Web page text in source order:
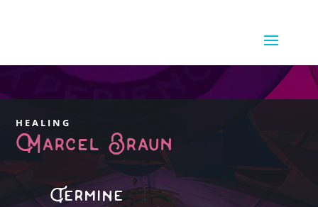
HEALING
Marcel Braun
Termine